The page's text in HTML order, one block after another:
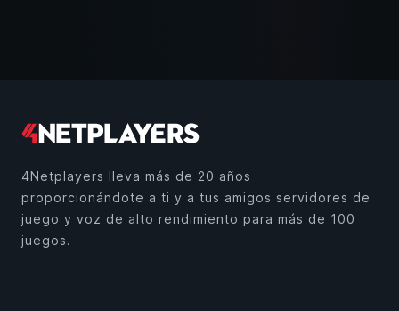
4Netplayers lleva más de 20 años
proporcionándote a ti y a tus amigos servidores de
juego y voz de alto rendimiento para más de 100
juegos.